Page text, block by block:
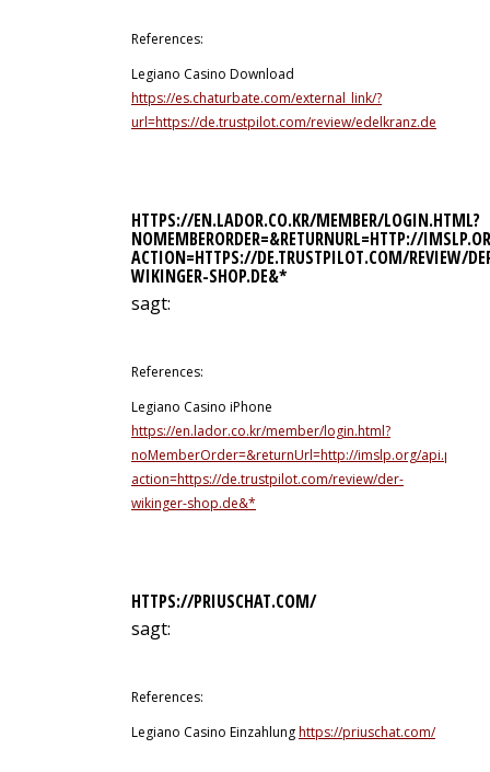
References:
Legiano Casino Download
https://es.chaturbate.com/external_link/?
url=https://de.trustpilot.com/review/edelkranz.de
HTTPS://EN.LADOR.CO.KR/MEMBER/LOGIN.HTML?
NOMEMBERORDER=&RETURNURL=HTTP://
ACTION=HTTPS://DE.TRUSTPILOT.COM/REVIEW/
WIKINGER-SHOP.DE&*
sagt:
References:
Legiano Casino iPhone
https://en.lador.co.kr/member/login.html?
noMemberOrder=&returnUrl=http://imslp.org/api.php?
action=https://de.trustpilot.com/review/der-
wikinger-shop.de&*
HTTPS://PRIUSCHAT.COM/
sagt:
References:
Legiano Casino Einzahlunghttps://priuschat.com/